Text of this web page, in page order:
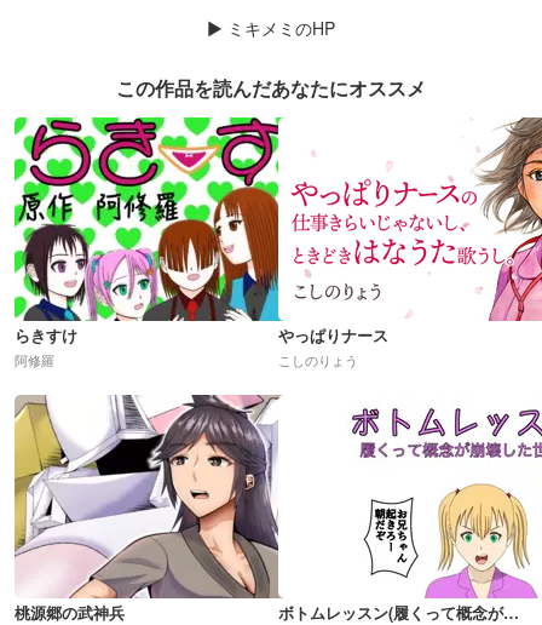
▶ ミキメミのHP
この作品を読んだあなたにオススメ
らきすけ
阿修羅
やっぱりナース
こしのりょう
桃源郷の武神兵 ボトムレッスン(履くって概念が崩壊した世界)R18